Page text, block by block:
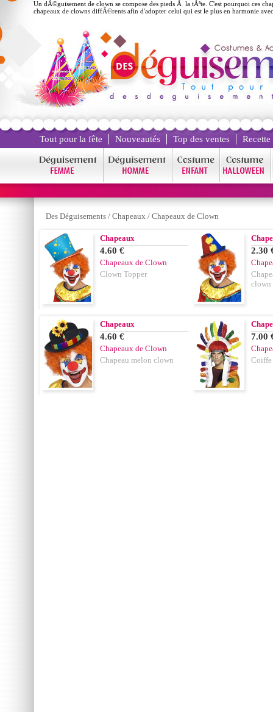
Un dÃ©guisement de clown se compose des pieds Ã la tÃªte. C'est pourquoi ces
chapeaux de clowns diffÃ©rents afin d'adopter celui qui est le plus en harmonie
Tout pour la fête Nouveautés Top des ventes
Des Déguisements / Chapeaux / Chapeaux de Clown
Chapeaux
4.60 €
Chapeaux de Clown
Clown Topper
2.30
clown
Chapeaux
4.60 €
Chapeaux de Clown
Chapeau melon clown
7.00
Coiffe